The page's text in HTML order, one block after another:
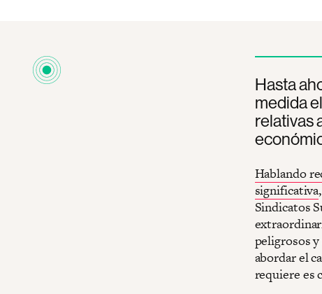
Hasta
medida
relativas
Hablando
significativa
Sindicatos
peligrosos
abordar el
requiere es